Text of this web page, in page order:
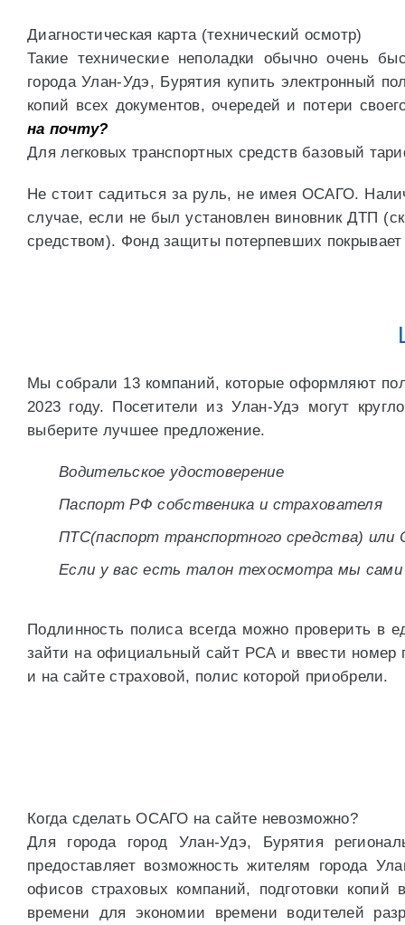
Диагностическая карта (технический осмотр)
Такие технические неполадки обычно очень
города Улан-Удэ, Бурятия купить электронный
копий всех документов, очередей и потери
на почту?
Для легковых транспортных средств базовый
Не стоит садиться за руль, не имея ОСАГО.
случае, если не был установлен виновник ДТП
средством). Фонд защиты потерпевших
Мы собрали 13 компаний, которые оформляют
2023 году. Посетители из Улан-Удэ могут
выберите лучшее предложение.
Водительское удостоверение
Паспорт РФ собственика и страхователя
ПТС(паспорт транспортного средства) или
Если у вас есть талон техосмотра мы сами
Подлинность полиса всегда можно проверить в
зайти на официальный сайт РСА и ввести номер
и на сайте страховой, полис которой приобрели.
Когда сделать ОСАГО на сайте невозможно?
Для города город Улан-Удэ, Бурятия
предоставляет возможность жителям города
офисов страховых компаний, подготовки копий
времени для экономии времени водителей